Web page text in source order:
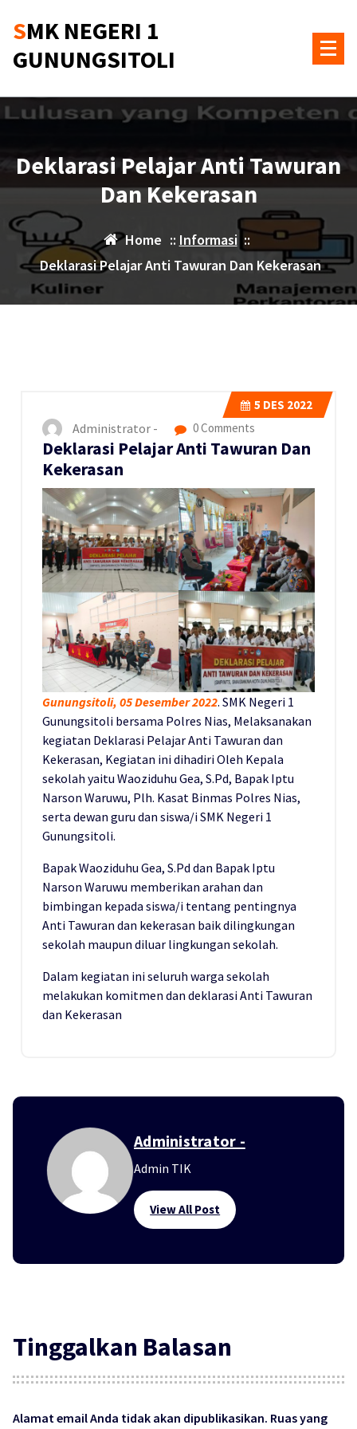
SMK NEGERI 1
GUNUNGSITOLI
Deklarasi Pelajar Anti Tawuran
Dan Kekerasan
Home :: Informasi::
Deklarasi Pelajar Anti Tawuran Dan Kekerasan
5 DES 2022
Administrator - 0 Comments
Deklarasi Pelajar Anti Tawuran Dan
Kekerasan
Gunungsitoli, 05 Desember 2022. SMK Negeri 1
Gunungsitoli bersama Polres Nias, Melaksanakan
kegiatan Deklarasi Pelajar Anti Tawuran dan
Kekerasan, Kegiatan ini dihadiri Oleh Kepala
sekolah yaitu Waoziduhu Gea, S.Pd, Bapak Iptu
Narson Waruwu, Plh. Kasat Binmas Polres Nias,
serta dewan guru dan siswa/i SMK Negeri 1
Gunungsitoli.
Bapak Waoziduhu Gea, S.Pd dan Bapak Iptu
Narson Waruwu memberikan arahan dan
bimbingan kepada siswa/i tentang pentingnya
Anti Tawuran dan kekerasan baik dilingkungan
sekolah maupun diluar lingkungan sekolah.
Dalam kegiatan ini seluruh warga sekolah
melakukan komitmen dan deklarasi Anti Tawuran
dan Kekerasan
Administrator -
Admin TIK
View All Post
Tinggalkan Balasan
Alamat email Anda tidak akan dipublikasikan. Ruas yang